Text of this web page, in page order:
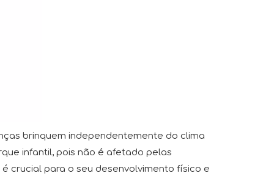
brinquem independentemente do clima
infantil, pois não é afetado pelas
crucial para o seu desenvolvimento físico e